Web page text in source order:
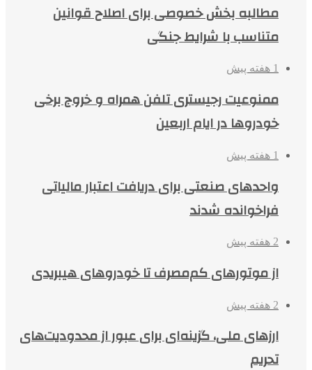
مطالبه بخش خصوصی برای اصلاح قوانین
متناسب با شرایط جنگی
1 هفته پیش
ممنوعیت رجیستری تلفن همراه و خروج برخی
خودروها در ایام اربعین
1 هفته پیش
واحدهای صنعتی برای دریافت اعتبار مالیاتی
فراخوانده شدند
2 هفته پیش
از موتورهای کم‌مصرف تا خودروهای هیبریدی
2 هفته پیش
ارزهای ملی، گزینه‌ای برای عبور از محدودیت‌های
تحریم